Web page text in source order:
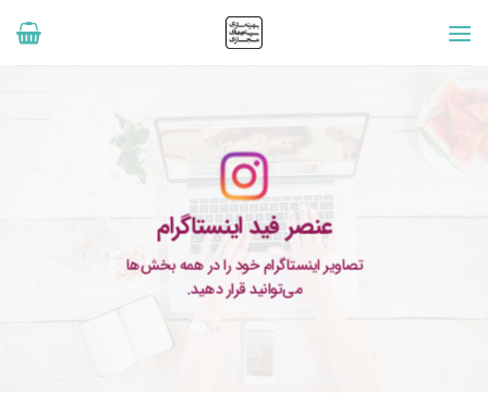
عنصرفید اینستاگرام
تصاویر اینستاگرام خود را در همه بخش‌ها
می‌توانید قرار دهید.